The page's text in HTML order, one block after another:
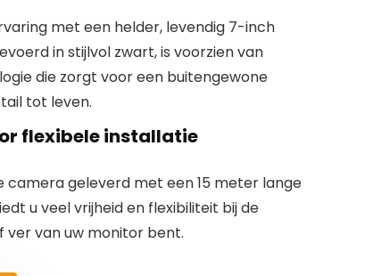
met een helder, levendig 7-inch
in stijlvol zwart, is voorzien van
die zorgt voor een buitengewone
tot leven.
flexibele installatie
camera geleverd met een 15 meter lange
u veel vrijheid en flexibiliteit bij de
ver van uw monitor bent.